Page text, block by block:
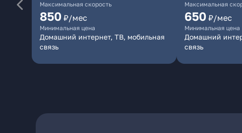
Максимальная скорость
850 ₽/мес
Минимальная цена
Домашний интернет, ТВ, мобильная
связь
Максимальная
650 ₽/мес
Минимальная цена
Домашний
связь